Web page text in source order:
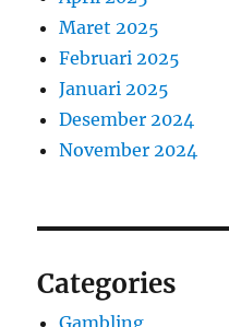
Maret 2025
Februari 2025
Januari 2025
Desember 2024
November 2024
Categories
Gambling